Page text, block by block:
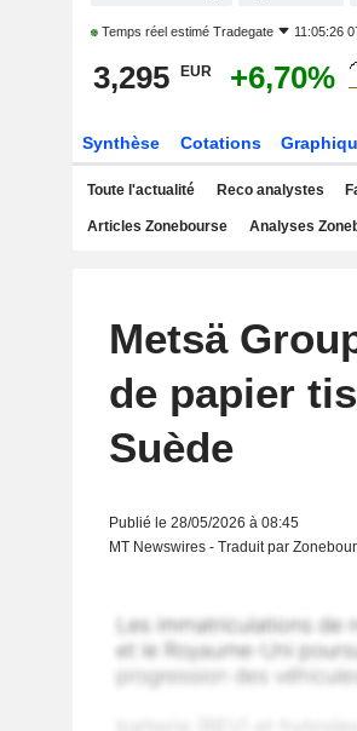
Temps réel estimé Tradegate 11:05:26
3,295 EUR +6,70%
Synthèse Cotations
Toute l'actualité Reco analystes
Articles Zonebourse Analyses
Metsä
de papier
Suède
Publié le 28/05/2026 à 08:45
MT Newswires - Traduit par